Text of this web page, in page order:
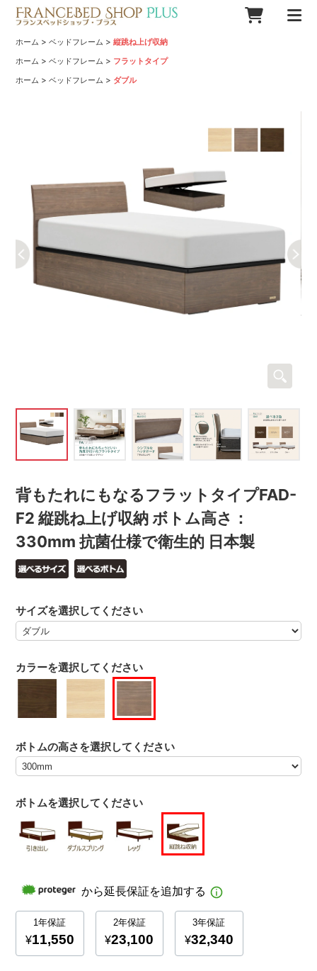
ホーム >ベッドフレーム >縦跳ね上げ収納
ホーム >ベッドフレーム > フラットタイプ
ホーム >ベッドフレーム > ダブル
背もたれにもなるフラットタイプFAD-
F2 縦跳ね上げ収納 ボトム高さ：
330mm 抗菌仕様で衛生的 日本製
カラーを選択してください
サイズを選択してください
ボトムの高さを選択してください
ボトムを選択してください